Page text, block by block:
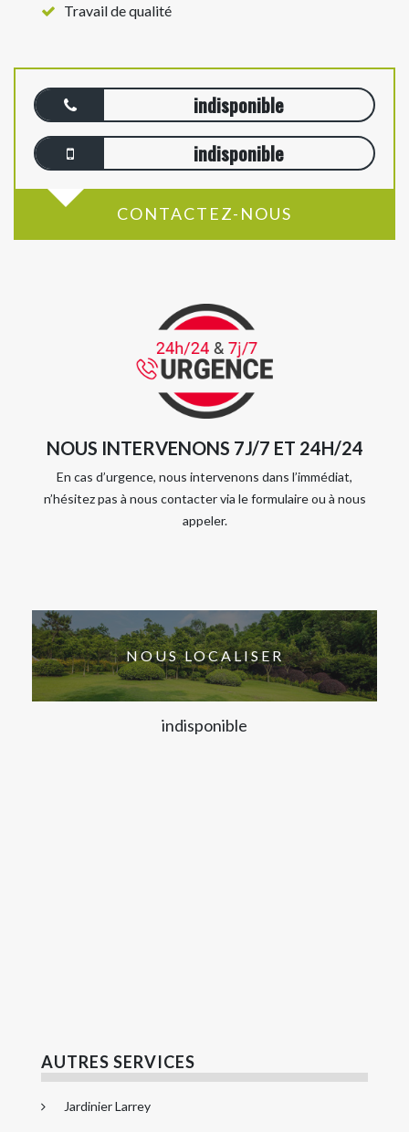
Travail de qualité
indisponible
indisponible
CONTACTEZ-NOUS
NOUS INTERVENONS 7J/7 ET 24H/24
En cas d’urgence, nous intervenons dans l’immédiat,
n’hésitez pas à nous contacter via le formulaire ou à nous
appeler.
NOUS LOCALISER
indisponible
AUTRES SERVICES
Jardinier Larrey